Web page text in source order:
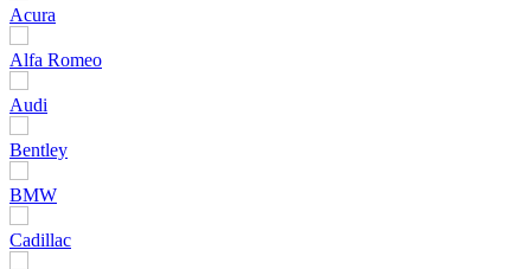
Acura
Alfa Romeo
Audi
Bentley
BMW
Cadillac